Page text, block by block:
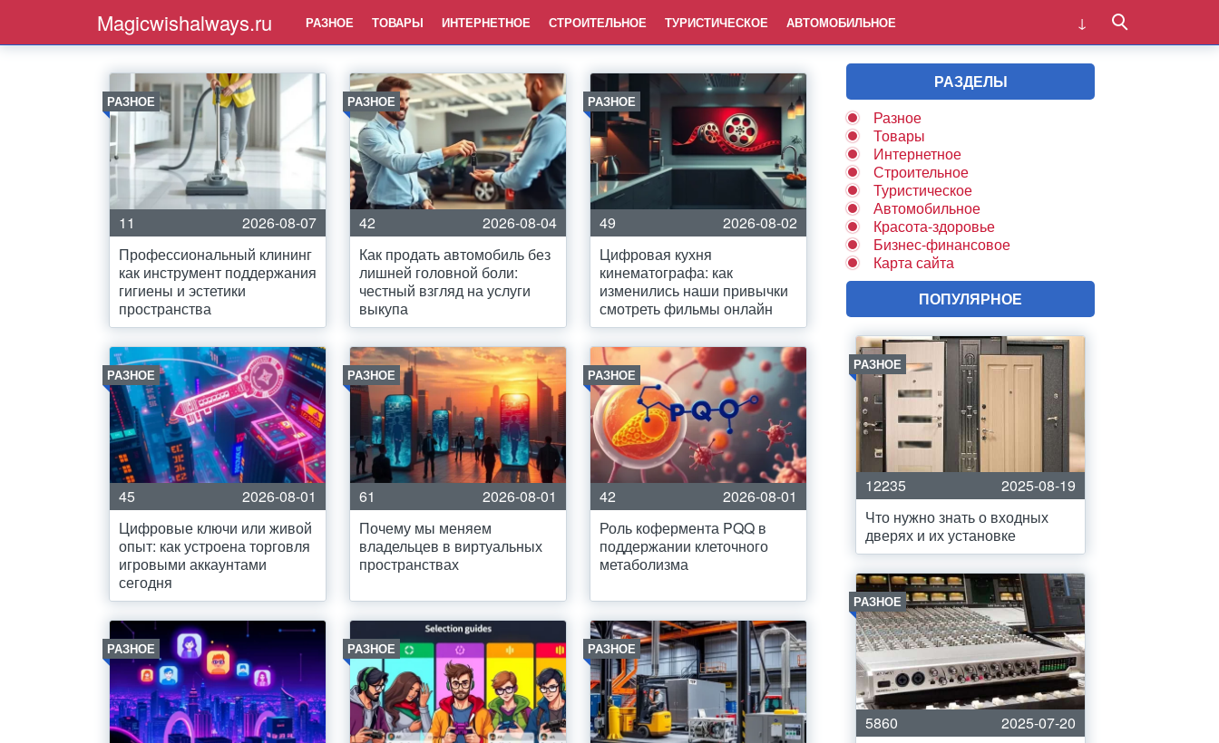
Magicwishalways.ru РАЗНОЕ ТОВАРЫ ИНТЕРНЕТНОЕ СТРОИТЕЛЬНОЕ ТУРИСТИЧЕСКОЕ АВТОМОБИЛЬНОЕ
РАЗНОЕ
11
2026-08-07
Профессиональный клининг
как инструмент поддержания
гигиены и эстетики
пространства
РАЗНОЕ
42
2026-08-04
Как продать автомобиль без
лишней головной боли:
честный взгляд на услуги
выкупа
РАЗНОЕ
49
2026-08-02
Цифровая кухня
кинематографа: как
изменились наши привычки
смотреть фильмы онлайн
РАЗНОЕ
45
2026-08-01
Цифровые ключи или живой
опыт: как устроена торговля
игровыми аккаунтами
сегодня
РАЗНОЕ
61
2026-08-01
Почему мы меняем
владельцев в виртуальных
пространствах
РАЗНОЕ
42
2026-08-01
Роль кофермента PQQ в
поддержании клеточного
метаболизма
РАЗНОЕ РАЗНОЕ РАЗНОЕ
РАЗДЕЛЫ
Разное
Товары
Интернетное
Строительное
Туристическое
Автомобильное
Красота-здоровье
Бизнес-финансовое
Карта сайта
ПОПУЛЯРНОЕ
РАЗНОЕ
12235
2025-08-19
Что нужно знать о входных
дверях и их установке
РАЗНОЕ
5860
2025-07-20